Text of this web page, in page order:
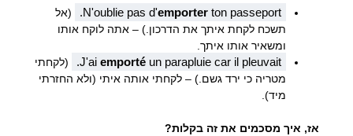
N'oublie pas d'emporter ton passeport.
(אל
תשכח לקחת איתך את הדרכון.) – אתה לוקח אותו
ומשאיר אותו איתך.
J'aiemporté un parapluie car il pleuvait.
(לקחתי
מטריה כי ירד גשם.) – לקחתי אותה איתי (ולא החזרתי
מיד).
אז, איך מסכמים את זה בקלות?